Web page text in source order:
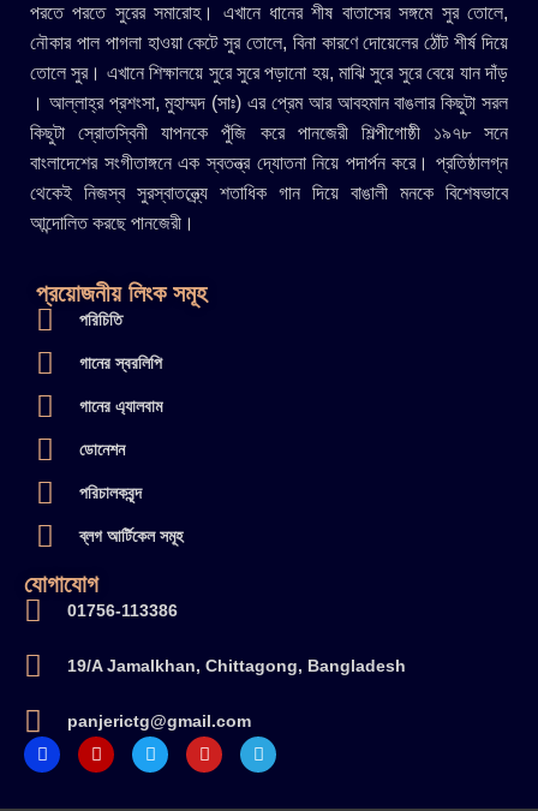
পরতে পরতে সুরের সমারোহ। এখানে ধানের শীষ বাতাসের সঙ্গমে সুর তোলে,
নৌকার পাল পাগলা হাওয়া কেটে সুর তোলে, বিনা কারণে দোয়েলের ঠোঁট শীর্ষ দিয়ে
তোলে সুর। এখানে শিক্ষালয়ে সুরে সুরে পড়ানো হয়, মাঝি সুরে সুরে বেয়ে যান দাঁড়
। আল্লাহ্র প্রশংসা, মুহাম্মদ (সাঃ) এর প্রেম আর আবহমান বাঙলার কিছুটা সরল
কিছুটা স্রোতস্বিনী যাপনকে পুঁজি করে পানজেরী শিল্পীগোষ্ঠী ১৯৭৮ সনে
বাংলাদেশের সংগীতাঙ্গনে এক স্বতন্ত্র দ্যোতনা নিয়ে পদার্পন করে। প্রতিষ্ঠালগ্ন
থেকেই নিজস্ব সুরস্বাতন্ত্র্যে শতাধিক গান দিয়ে বাঙালী মনকে বিশেষভাবে
আন্দোলিত করছে পানজেরী।
প্রয়োজনীয় লিংক সমূহ
পরিচিতি
গানের স্বরলিপি
গানের এ্যালবাম
ডোনেশন
পরিচালকবৃন্দ
ব্লগ আর্টিকেল সমূহ
যোগাযোগ
01756-113386
19/A Jamalkhan, Chittagong, Bangladesh
panjerictg@gmail.com